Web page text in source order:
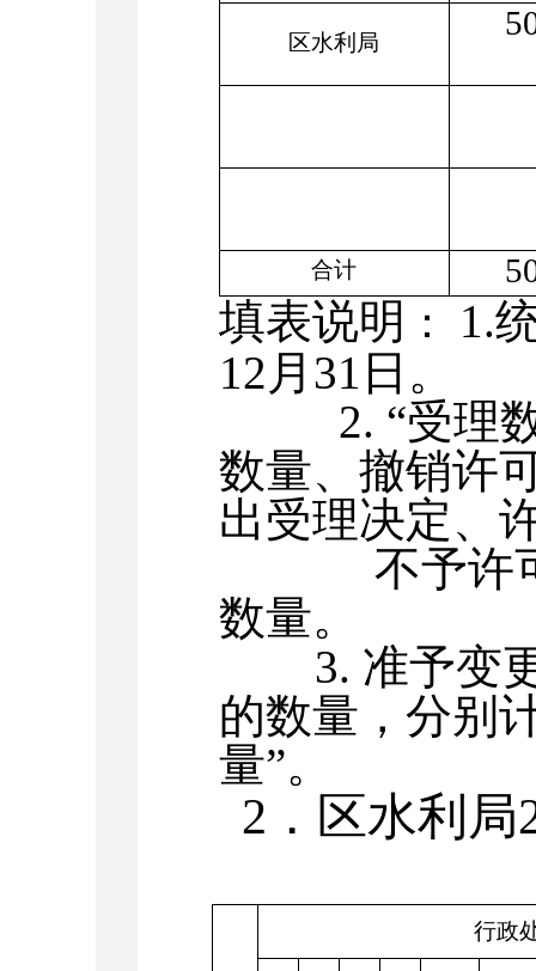
区水利局
合计
填表说明 ： 1.
12 月 31 日。
2. “受理
数量、撤销许
出受理决定、
不予许
数量。
3. 准予变
的数量，分别
量”。
2 ．区水利局
行政